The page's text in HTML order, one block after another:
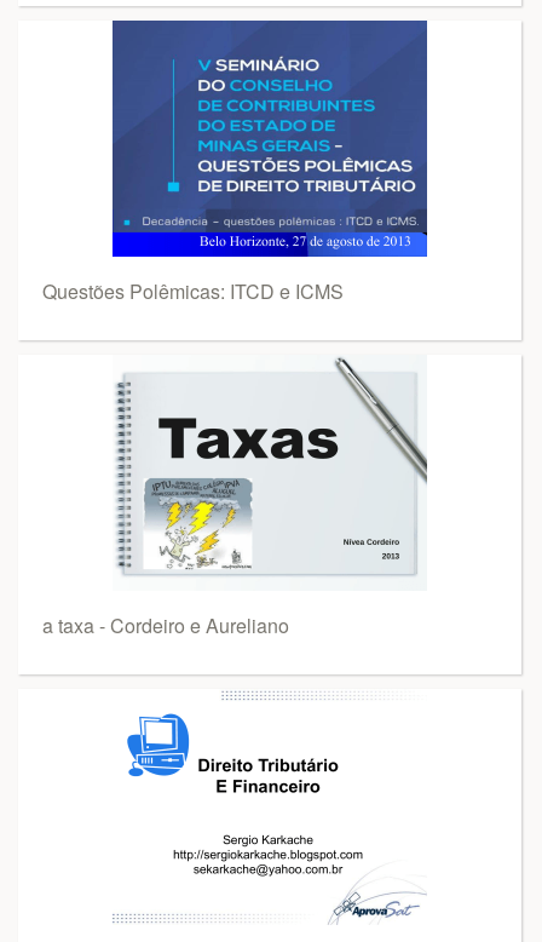
Questões Polêmicas: ITCD e ICMS
a taxa - Cordeiro e Aureliano